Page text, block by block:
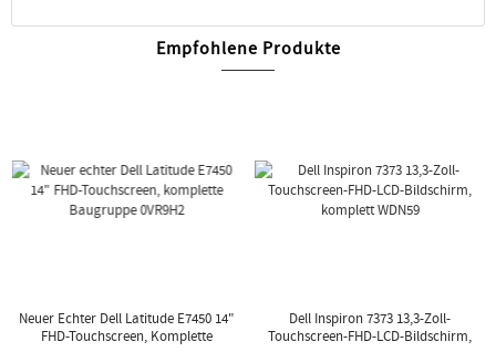
Empfohlene Produkte
Neuer Echter Dell Latitude E7450 14"
FHD-Touchscreen, Komplette
Dell Inspiron 7373 13,3-Zoll-
Touchscreen-FHD-LCD-Bildschirm,